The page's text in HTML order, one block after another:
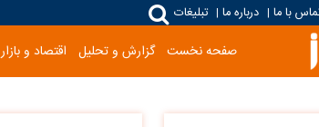
با ما | درباره ما | تبلیغات
صفحه نخست گزارش و تحلیل اقتصاد و بازار